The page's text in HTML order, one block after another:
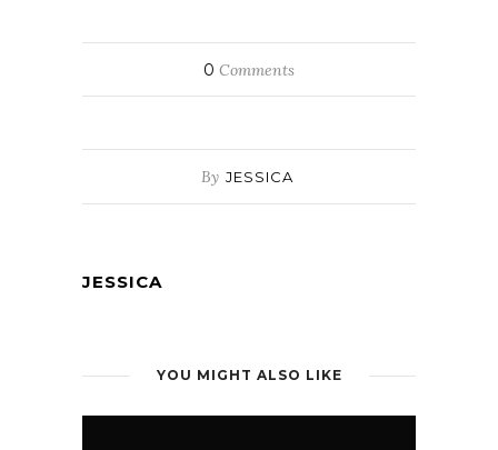
0 Comments
By JESSICA
JESSICA
YOU MIGHT ALSO LIKE